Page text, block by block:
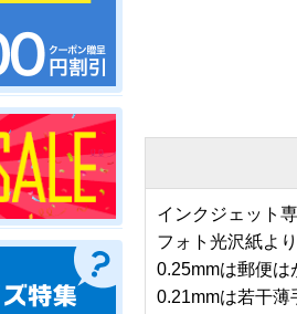
インクジェット
フォト光沢紙よ
0.25mmは郵便は
0.21mmは若干薄